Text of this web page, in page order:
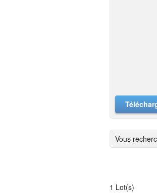
Vous
1 Lot(s)